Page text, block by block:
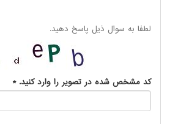
لطفا به سوال ذیل پاسخ دهید.
کد مشخص شده در تصویر را وارد کنید.*